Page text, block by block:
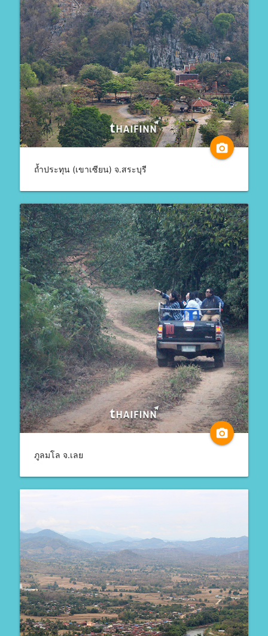
camera_alt
ถ้ำประทุน (เขาเซียน) จ.สระบุรี
camera_alt
ภูลมโล จ.เลย